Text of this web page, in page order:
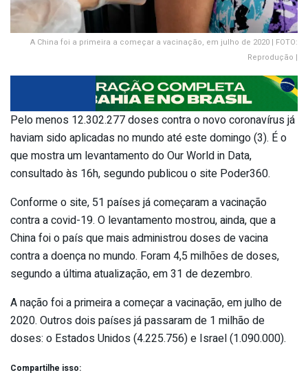
A China foi a primeira a começar a vacinação, em julho de 2020 | FOTO:
Reprodução |
Pelo menos 12.302.277 doses contra o novo coronavírus já
haviam sido aplicadas no mundo até este domingo (3). É o
que mostra um levantamento do Our World in Data,
consultado às 16h, segundo publicou o site Poder360.
Conforme o site, 51 países já começaram a vacinação
contra a covid-19. O levantamento mostrou, ainda, que a
China foi o país que mais administrou doses de vacina
contra a doença no mundo. Foram 4,5 milhões de doses,
segundo a última atualização, em 31 de dezembro.
A nação foi a primeira a começar a vacinação, em julho de
2020. Outros dois países já passaram de 1 milhão de
doses: o Estados Unidos (4.225.756) e Israel (1.090.000).
Compartilhe isso: